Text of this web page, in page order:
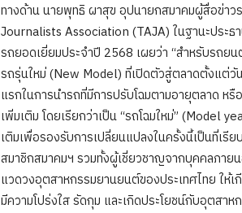
ทางด้าน นายพุทธิ ผาสุข อุปนายกสมาคมผู้สื่อข่า
Journalists Association (TAJA) ในฐานะประ
รถยอดเยี่ยมประจำปี 2568 เผยว่า “สำหรับรถ
รถรุ่นใหม่ (New Model) ที่เปิดตัวสู่ตลาดตั้งแต่
แรกในการนำรถที่มีการปรับโฉมตามอายุตลาด ห
เพิ่มเติม โดยเรียกว่าเป็น “รถโฉมใหม่” (Model
เติมเพื่อรองรับการเปลี่ยนแปลงในครั้งนี้เป็นที่เ
สมาชิกสมาคมฯ รวมทั้งผู้เชี่ยวชาญจากบุคคลภาย
แวดวงอุตสาหกรรมยานยนต์ของประเทศไทย ให้
มีความโปร่งใส รัดกุม และเกิดประโยชน์กับอุตสา